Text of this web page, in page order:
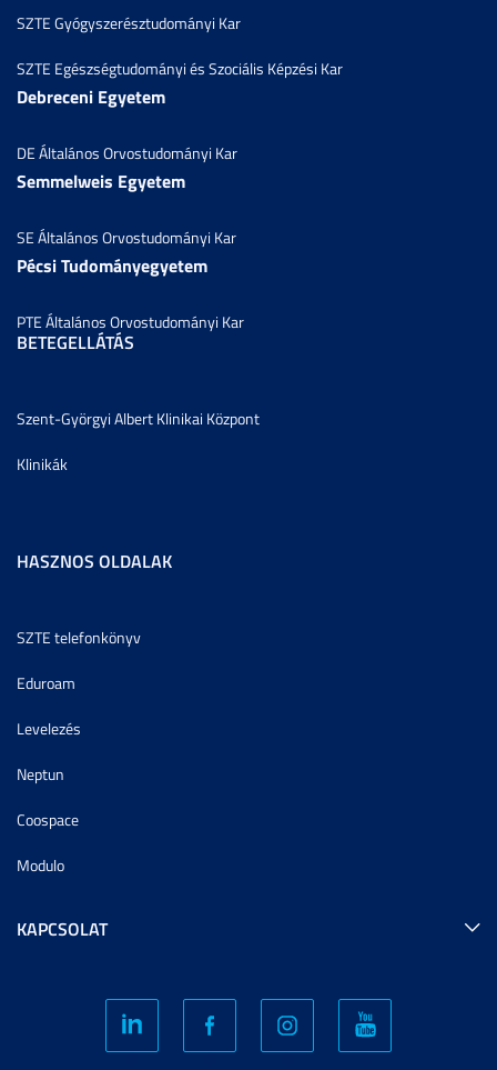
SZTE Gyógyszerésztudományi Kar
SZTE Egészségtudományi és Szociális Képzési Kar
Debreceni Egyetem
DE Általános Orvostudományi Kar
Semmelweis Egyetem
SE Általános Orvostudományi Kar
Pécsi Tudományegyetem
PTE Általános Orvostudományi Kar
BETEGELLÁTÁS
Szent-Györgyi Albert Klinikai Központ
Klinikák
HASZNOS OLDALAK
SZTE telefonkönyv
Eduroam
Levelezés
Neptun
Coospace
Modulo
KAPCSOLAT